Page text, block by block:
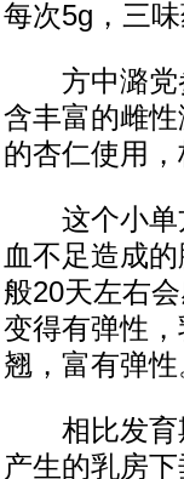
每次5g，三
方中潞党参
含丰富的雌
的杏仁使用，
这个小单方
血不足造成
般20天左右
变得有弹性
翘，富有弹性
相比发育期
产生的乳房